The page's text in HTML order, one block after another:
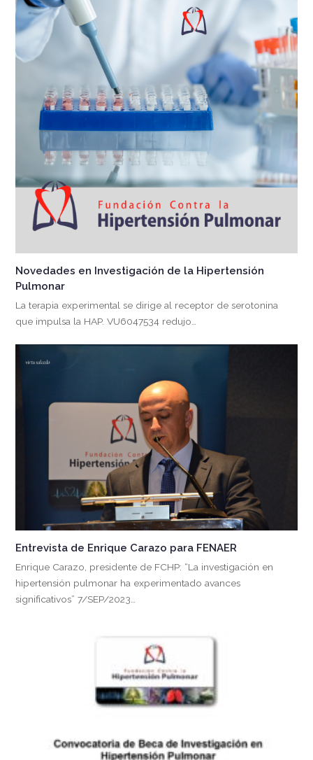
Novedades en Investigación de la Hipertensión
Pulmonar
La terapia experimental se dirige al receptor de serotonina
que impulsa la HAP. VU6047534 redujo…
Entrevista de Enrique Carazo para FENAER
Enrique Carazo, presidente de FCHP: “La investigación en
hipertensión pulmonar ha experimentado avances
significativos” 7/SEP/2023…